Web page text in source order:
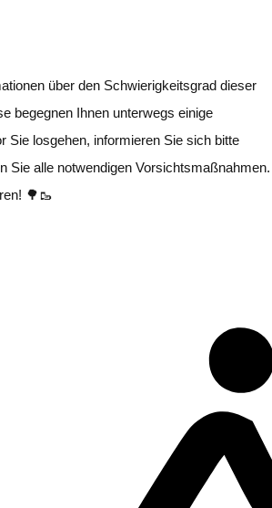
über den Schwierigkeitsgrad dieser
begegnen Ihnen unterwegs einige
Sie losgehen, informieren Sie sich bitte
Sie alle notwendigen Vorsichtsmaßnahmen.
🌳🥾